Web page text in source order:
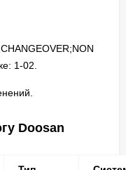
1-02.
Doosan